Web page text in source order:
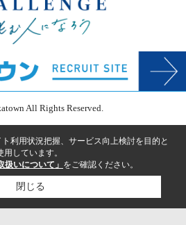
All Rights Reserved.
利用状況把握、サービス向上検討を目的と
しています。
扱いについて」 をご確認ください。
閉じる